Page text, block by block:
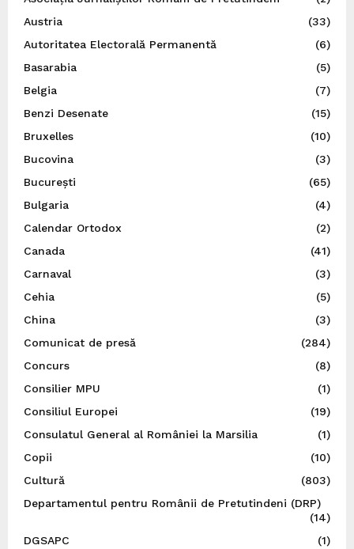
Austria
(33)
Autoritatea Electorală Permanentă
(6)
Basarabia
(5)
Belgia
(7)
Benzi Desenate
(15)
Bruxelles
(10)
Bucovina
(3)
București
(65)
Bulgaria
(4)
Calendar Ortodox
(2)
Canada
(41)
Carnaval
(3)
Cehia
(5)
China
(3)
Comunicat de presă
(284)
Concurs
(8)
Consilier MPU
(1)
Consiliul Europei
(19)
Consulatul General al României la Marsilia
(1)
Copii
(10)
Cultură
(803)
Departamentul pentru Românii de Pretutindeni (DRP)
(14)
DGSAPC
(1)